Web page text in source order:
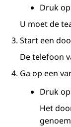
Druk
U moet de
Start een
De telefoon
Ga op een
Druk op
Het